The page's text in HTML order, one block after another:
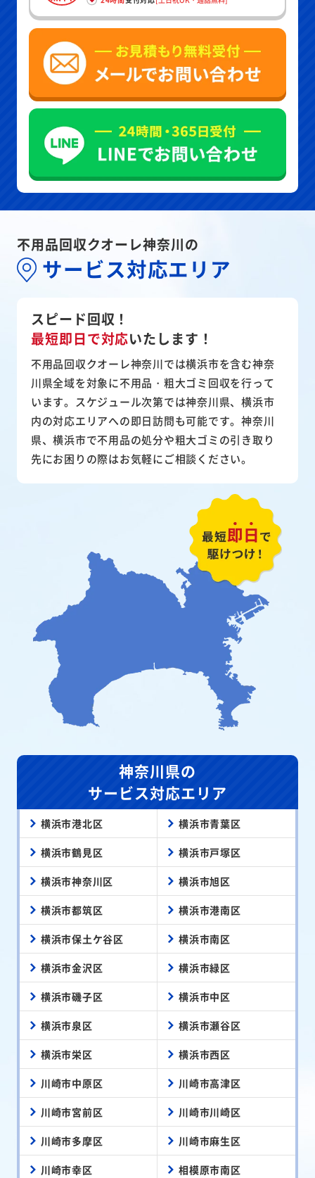
不用品回収クオーレ神奈川の
サービス対応エリア
スピード回収！
最短即日で対応いたします！
不用品回収クオーレ神奈川では横浜市を含む神奈
川県全域を対象に不用品・粗大ゴミ回収を行って
います。スケジュール次第では神奈川県、横浜市
内の対応エリアへの即日訪問も可能です。神奈川
県、横浜市で不用品の処分や粗大ゴミの引き取り
先にお困りの際はお気軽にご相談ください。
神奈川県の
サービス対応エリア
横浜市港北区 横浜市青葉区
横浜市鶴見区 横浜市戸塚区
横浜市神奈川区 横浜市旭区
横浜市都筑区 横浜市港南区
横浜市保土ケ谷区 横浜市南区
横浜市金沢区 横浜市緑区
横浜市磯子区 横浜市中区
横浜市泉区 横浜市瀬谷区
横浜市栄区 横浜市西区
川崎市中原区 川崎市高津区
川崎市宮前区 川崎市川崎区
川崎市多摩区 川崎市麻生区
川崎市幸区 相模原市南区